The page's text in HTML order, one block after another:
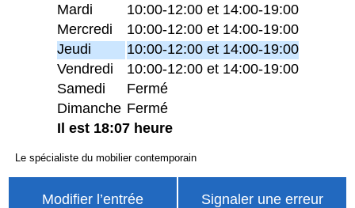
Mardi
10:00-12:00 et 14:00-19:00
Mercredi
10:00-12:00 et 14:00-19:00
Jeudi
10:00-12:00 et 14:00-19:00
Vendredi
10:00-12:00 et 14:00-19:00
Samedi
Fermé
Dimanche Fermé
Il est 18:07 heure
Le spécialiste du mobilier contemporain
Modifier l’entrée Signaler une erreur